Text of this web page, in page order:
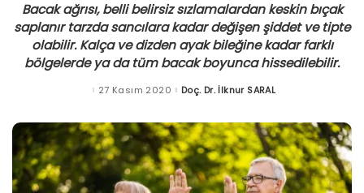
Bacak ağrısı, belli belirsiz sızlamalardan keskin bıçak
saplanır tarzda sancılara kadar değişen şiddet ve tipte
olabilir. Kalça ve dizden ayak bileğine kadar farklı
bölgelerde ya da tüm bacak boyunca hissedilebilir.
27 Kasım 2020Posted
Doç. Dr. İlknur SARAL